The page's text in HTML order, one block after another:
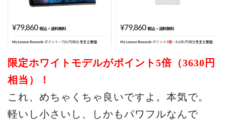
限定ホワイトモデルがポイント5倍（3630円
相当）！
これ、めちゃくちゃ良いですよ。本気で。
軽いし小さいし、しかもパワフルなんで